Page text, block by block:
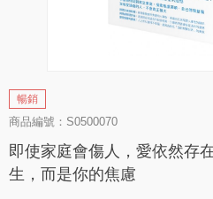
暢銷
商品編號：S0500070
即使家庭會傷人，愛依然存
生，而是你的焦慮